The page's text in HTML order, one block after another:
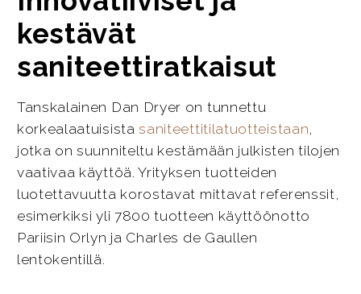
kestävät
saniteettiratkaisut
Tanskalainen Dan Dryer on tunnettu
korkealaatuisistasaniteettitilatuotteistaan,
jotka on suunniteltu kestämään julkisten tilojen
vaativaa käyttöä. Yrityksen tuotteiden
luotettavuutta korostavat mittavat referenssit,
esimerkiksi yli 7800 tuotteen käyttöönotto
Pariisin Orlyn ja Charles de Gaullen
lentokentillä.